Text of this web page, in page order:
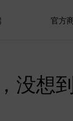
官方
没想